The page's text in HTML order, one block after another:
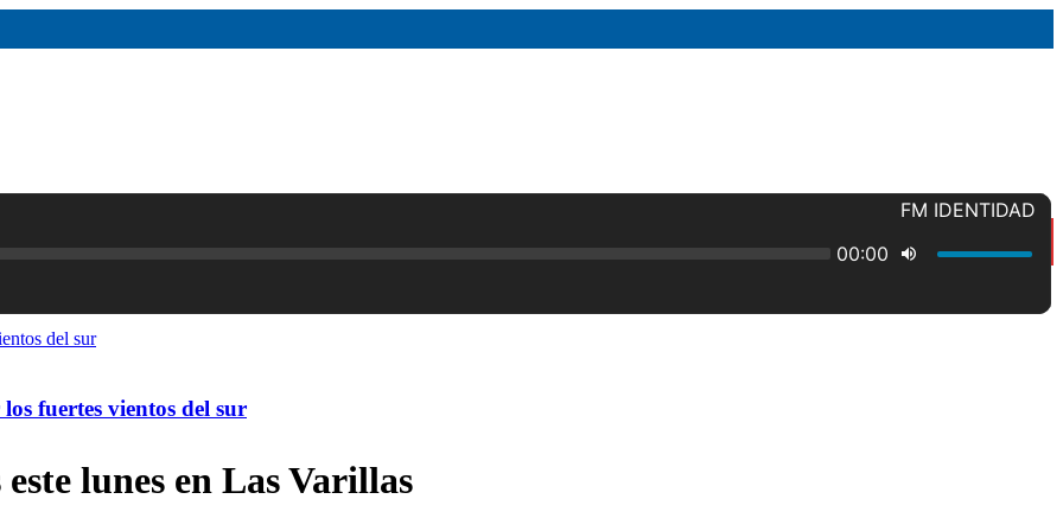
fuertes vientos del sur
lunes en Las Varillas